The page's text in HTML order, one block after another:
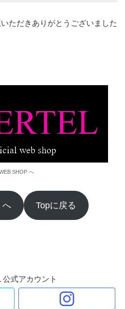
ただきありがとうございました
SHOP へ
へ Topに戻る
公式アカウント